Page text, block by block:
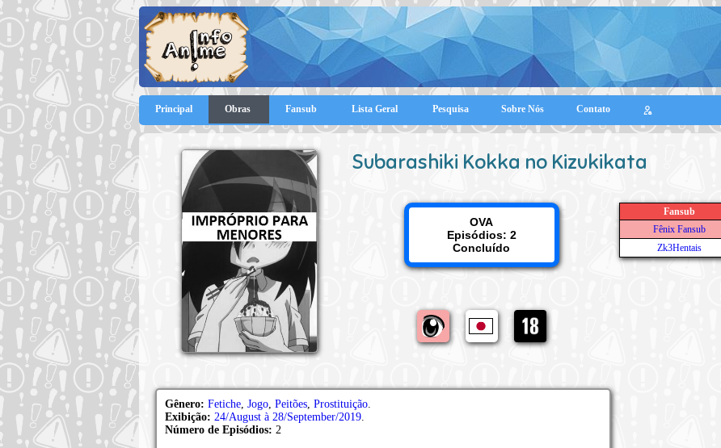
Principal Obras Fansub Lista Geral Pesquisa Sobre Nós Contato
Subarashiki Kokka no Kizukikata
OVA
Episódios: 2
Concluído
Fansub
Fênix Fansub
Zk3Hentais
Gênero: Fetiche, Jogo, Peitões, Prostituição.
Exibição: 24/August à 28/September/2019.
Número de Episódios: 2